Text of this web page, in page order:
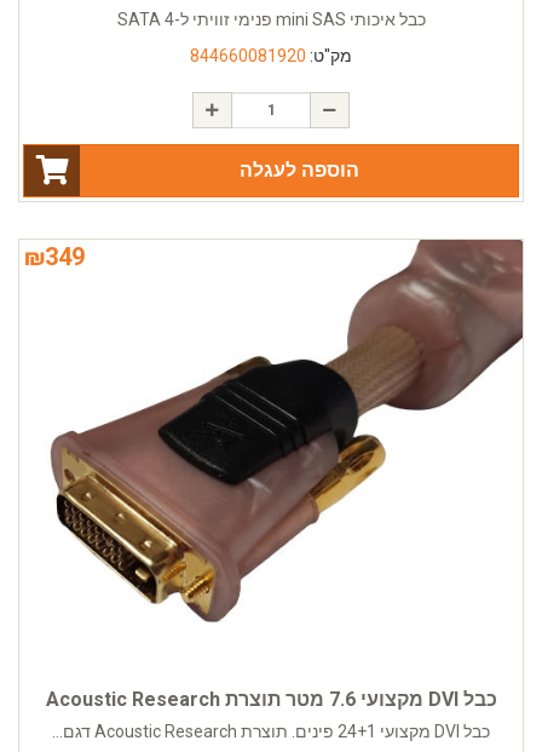
כבל איכותי mini SAS פנימי זוויתי ל-4 SATA
מק"ט: 844660081920
הוספה לעגלה
₪349
כבל DVI מקצועי 7.6 מטר תוצרת Acoustic Research
כבל DVI מקצועי 24+1 פינים. תוצרת Acoustic Research דגם...